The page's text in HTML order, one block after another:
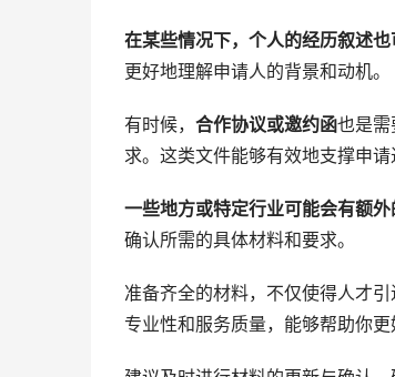
在某些情况下，个人的经历叙述也
更好地理解申请人的背景和动机。
有时候， 合作协议或邀约函也是需
求。这类文件能够有效地支撑申请
一些地方或特定行业可能会有额外
确认所需的具体材料和要求。
准备齐全的材料，不仅使得人才
专业性和服务质量，能够帮助你更